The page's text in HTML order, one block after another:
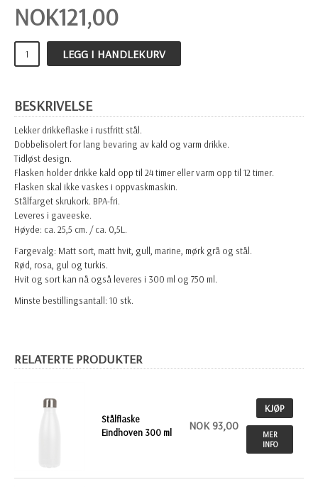
NOK121,00
LEGG I HANDLEKURV
BESKRIVELSE
Lekker drikkeflaske i rustfritt stål.
Dobbelisolert for lang bevaring av kald og varm drikke.
Tidløst design.
Flasken holder drikke kald opp til 24 timer eller varm opp til 12 timer.
Flasken skal ikke vaskes i oppvaskmaskin.
Stålfarget skrukork. BPA-fri.
Leveres i gaveeske.
Høyde: ca. 25,5 cm. / ca. 0,5L.
Fargevalg: Matt sort, matt hvit, gull, marine, mørk grå og stål.
Rød, rosa, gul og turkis.
Hvit og sort kan nå også leveres i 300 ml og 750 ml.
Minste bestillingsantall: 10 stk.
RELATERTE PRODUKTER
Stålflaske
Eindhoven 300 ml
NOK 93,00
KJØP
MER
INFO